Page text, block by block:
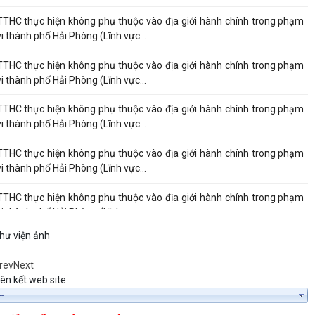
thực hiện không phụ thuộc vào địa giới hành chính trong phạm
thành phố Hải Phòng (Lĩnh vực...
thực hiện không phụ thuộc vào địa giới hành chính trong phạm
thành phố Hải Phòng (Lĩnh vực...
thực hiện không phụ thuộc vào địa giới hành chính trong phạm
thành phố Hải Phòng (Lĩnh vực...
thực hiện không phụ thuộc vào địa giới hành chính trong phạm
thành phố Hải Phòng (Lĩnh vực...
thực hiện không phụ thuộc vào địa giới hành chính trong phạm
thành phố Hải Phòng (Lĩnh vực...
thực hiện không phụ thuộc vào địa giới hành chính trong phạm
thực hiện không phụ thuộc vào địa giới hành chính trong phạm
thành phố Hải Phòng (Lĩnh vực...
viện ảnh
Next
kết web site